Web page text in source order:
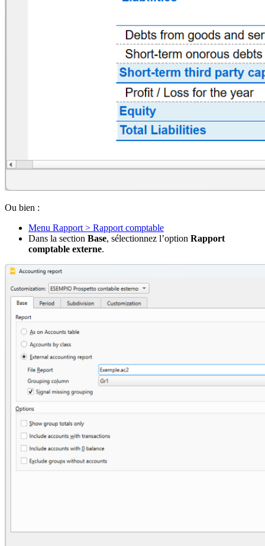
Ou bien :
Menu Rapport > Rapport comptable
Dans la section Base, sélectionnez l’option Rapport
comptable externe.